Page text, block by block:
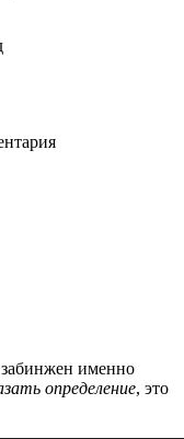
забинжен именно
определение, это